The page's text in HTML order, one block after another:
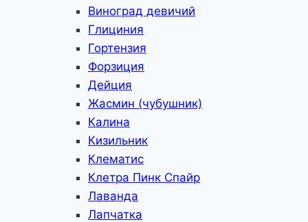
Виноград девичий
Глициния
Гортензия
Форзиция
Дейция
Жасмин (чубушник)
Калина
Кизильник
Клематис
Клетра Пинк Спайр
Лаванда
Лапчатка